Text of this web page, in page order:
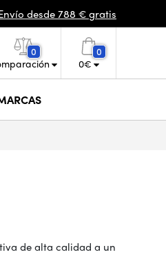
desde 788 € gratis
0 0
0€
de alta calidad a un